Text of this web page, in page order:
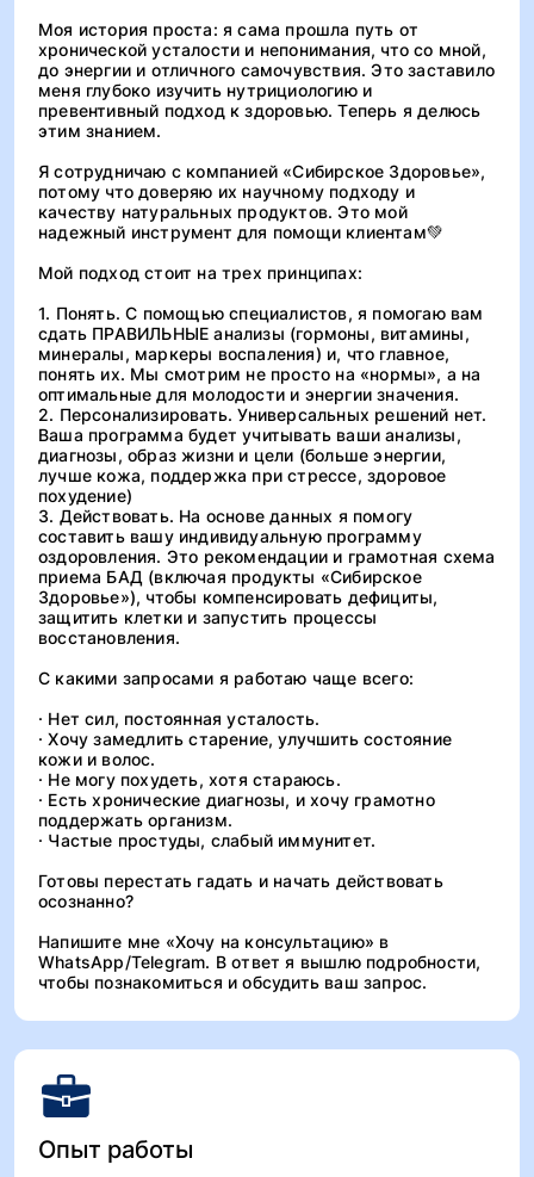
Моя история проста: я сама прошла путь от
хронической усталости и непонимания, что со мной,
до энергии и отличного самочувствия. Это заставило
меня глубоко изучить нутрициологию и
превентивный подход к здоровью. Теперь я делюсь
этим знанием.
Я сотрудничаю с компанией «Сибирское Здоровье»,
потому что доверяю их научному подходу и
качеству натуральных продуктов. Это мой
надежный инструмент для помощи клиентам💚
Мой подход стоит на трех принципах:
1. Понять. С помощью специалистов, я помогаю вам
сдать ПРАВИЛЬНЫЕ анализы (гормоны, витамины,
минералы, маркеры воспаления) и, что главное,
понять их. Мы смотрим не просто на «нормы», а на
оптимальные для молодости и энергии значения.
2. Персонализировать. Универсальных решений нет.
Ваша программа будет учитывать ваши анализы,
диагнозы, образ жизни и цели (больше энергии,
лучше кожа, поддержка при стрессе, здоровое
похудение)
3. Действовать. На основе данных я помогу
составить вашу индивидуальную программу
оздоровления. Это рекомендации и грамотная схема
приема БАД (включая продукты «Сибирское
Здоровье»), чтобы компенсировать дефициты,
защитить клетки и запустить процессы
восстановления.
С какими запросами я работаю чаще всего:
· Нет сил, постоянная усталость.
· Хочу замедлить старение, улучшить состояние
кожи и волос.
· Не могу похудеть, хотя стараюсь.
· Есть хронические диагнозы, и хочу грамотно
поддержать организм.
· Частые простуды, слабый иммунитет.
Готовы перестать гадать и начать действовать
осознанно?
Напишите мне «Хочу на консультацию» в
WhatsApp/Telegram. В ответ я вышлю подробности,
чтобы познакомиться и обсудить ваш запрос.
Опыт работы